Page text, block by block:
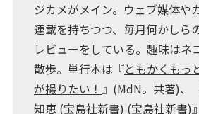
ジカメがメイン。ウェブ媒体や
連載を持ちつつ、毎月何かしら
レビューをしている。趣味はネ
散歩。単行本は『ともかくもっ
が撮りたい！ 』(MdN。共著)、
知恵 (宝島社新書) (宝島社新書)